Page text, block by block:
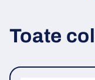
Toate